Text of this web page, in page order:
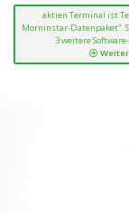
aktien Terminal ist
Morninstar-Datenpaket“.
3 weitere